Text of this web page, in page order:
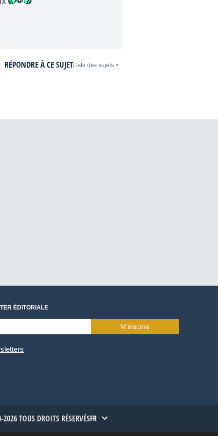
< Liste des sujets
RÉPONDRE À CE SUJET
ÉDITORIALE
M’inscrire
TOUS DROITS RÉSERVÉSFR